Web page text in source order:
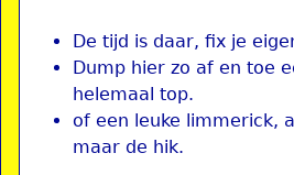
De tijd is daar, fix je
Dump hier zo af en toe
helemaal top.
of een leuke limmerick,
maar de hik.